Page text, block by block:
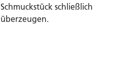
Schmuckstück schließlich
überzeugen.